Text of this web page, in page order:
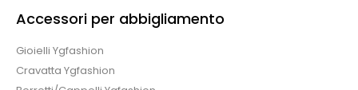
Accessori per abbigliamento
Gioielli Ygfashion
Cravatta Ygfashion